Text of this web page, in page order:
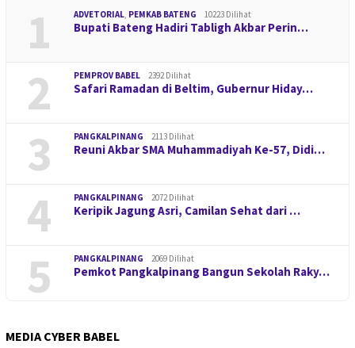
1 ADVETORIAL, PEMKAB BATENG 10223 Dilihat
Bupati Bateng Hadiri Tabligh Akbar Perin…
2 PEMPROV BABEL 2392 Dilihat
Safari Ramadan di Beltim, Gubernur Hiday…
3 PANGKALPINANG 2113 Dilihat
Reuni Akbar SMA Muhammadiyah Ke-57, Didi…
4 PANGKALPINANG 2072 Dilihat
Keripik Jagung Asri, Camilan Sehat dari …
5 PANGKALPINANG 2069 Dilihat
Pemkot Pangkalpinang Bangun Sekolah Raky…
MEDIA CYBER BABEL